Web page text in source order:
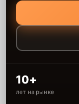
10+
лет на рынке